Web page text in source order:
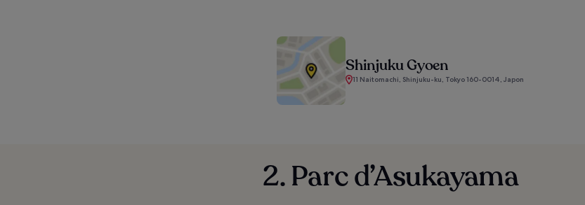
Shinjuku Gyoen
11 Naitomachi, Shinjuku-ku, Tokyo 160-0014, Japon
2. Parc d’Asukayama